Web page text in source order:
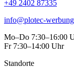
+49 2402 87335
info@plotec-
Mo–Do 7:30–16:00
Fr 7:30–14:00 Uhr
Standorte